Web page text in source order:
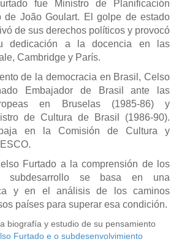
fue Ministro de Planificación
de João Goulart. El golpe de estado
de sus derechos políticos y provocó
dedicación a la docencia en las
Cambridge y París.
de la democracia en Brasil, Celso
Embajador de Brasil ante las
en Bruselas (1985-86) y
de Cultura de Brasil (1986-90).
en la Comisión de Cultura y
Furtado a la comprensión de los
subdesarrollo se basa en una
y en el análisis de los caminos
países para superar esa condición.
biografía y estudio de su pensamiento
Furtado e o subdesenvolvimiento